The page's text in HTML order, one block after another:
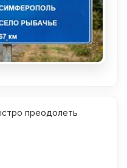
преодолеть